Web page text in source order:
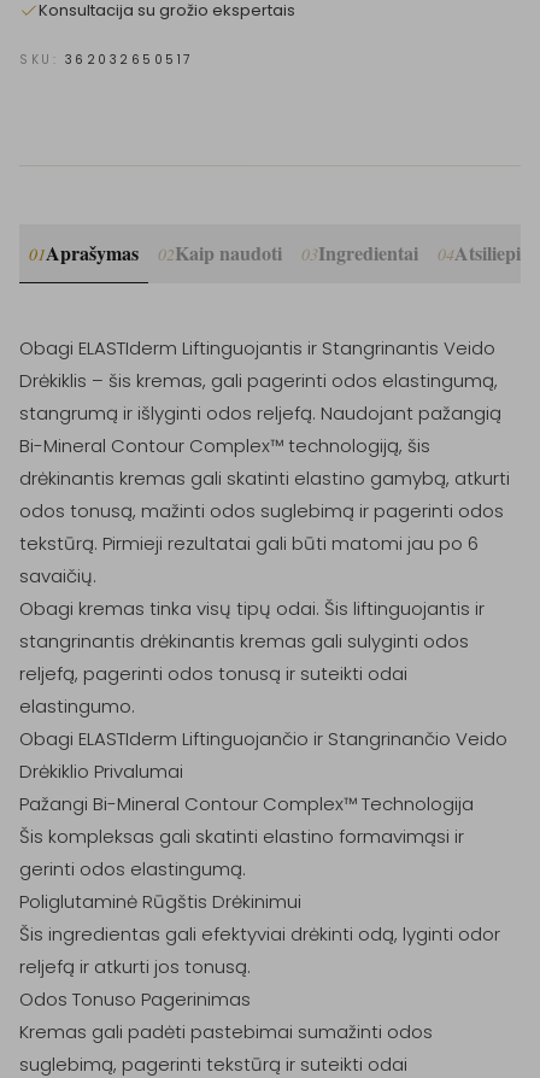
Konsultacija su grožio ekspertais
SKU: 362032650517
01Aprašymas 02Kaip naudoti 03Ingredientai 04
Obagi ELASTIderm Liftinguojantis ir Stangrinantis Veido
Drėkiklis – šis kremas, gali pagerinti odos elastingumą,
stangrumą ir išlyginti odos reljefą. Naudojant pažangią
Bi-Mineral Contour Complex™ technologiją, šis
drėkinantis kremas gali skatinti elastino gamybą, atkurti
odos tonusą, mažinti odos suglebimą ir pagerinti odos
tekstūrą. Pirmieji rezultatai gali būti matomi jau po 6
savaičių.
Obagi kremas tinka visų tipų odai. Šis liftinguojantis ir
stangrinantis drėkinantis kremas gali sulyginti odos
reljefą, pagerinti odos tonusą ir suteikti odai
elastingumo.
Obagi ELASTIderm Liftinguojančio ir Stangrinančio Veido
Drėkiklio Privalumai
Pažangi Bi-Mineral Contour Complex™ Technologija
Šis kompleksas gali skatinti elastino formavimąsi ir
gerinti odos elastingumą.
Poliglutaminė Rūgštis Drėkinimui
Šis ingredientas gali efektyviai drėkinti odą, lyginti odor
reljefą ir atkurti jos tonusą.
Odos Tonuso Pagerinimas
Kremas gali padėti pastebimai sumažinti odos
suglebimą, pagerinti tekstūrą ir suteikti odai